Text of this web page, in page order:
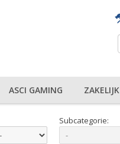
ASCI GAMING ZAKELIJK
Subcategorie: